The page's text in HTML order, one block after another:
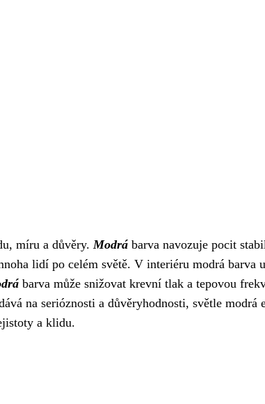
míru a důvěry.Modrá barva navozuje pocit
lidí po celém světě. V interiéru modrá barva
barva může snižovat krevní tlak a tepovou
na serióznosti a důvěryhodnosti, světle modrá
a klidu.